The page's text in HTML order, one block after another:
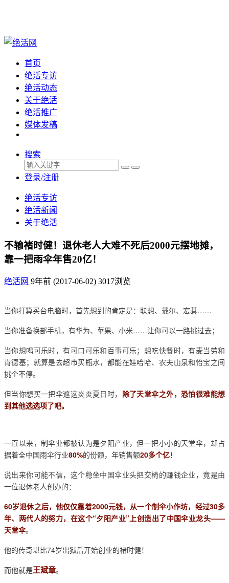
首页
绝活专访
绝活动态
关于绝活
绝活推广
媒体发稿
搜索
登录/注册
绝活专访
绝活新闻
关于绝活
不输褚时健！退休老人大难不死后2000元摆地摊，
靠一把雨伞年售20亿！
绝活网 9年前 (2017-06-02) 3017浏览
当你打算买台电脑时，首先想到的肯定是：联想、戴尔、宏碁……
当你准备换部手机，有华为、苹果、小米……让你可以一路挑过去；
当你想喝可乐时，有可口可乐和百事可乐；想吃快餐时，有麦当劳和
肯德基；就算是去超市买瓶水，都能在娃哈哈、农夫山泉和怡宝之间
挑个不停。
但当你想买一把伞遮这炎炎夏日时， 除了天堂伞之外，恐怕很难能想
到其他选选项了吧。
一直以来，制伞业都被认为是夕阳产业，但一把小小的天堂伞，却占
据着全中国雨伞行业80%的份额，年销售额20多个亿！
说出来你可能不信，这个稳坐中国伞业头把交椅的赚钱企业，竟是由
一位退休老人创办的：
60岁退休之后，他仅仅靠着2000元钱，从一个制伞小作坊，经过30多
年、两代人的努力，在这个“夕阳产业”上创造出了中国伞业龙头——
天堂伞。
他的传奇堪比74岁出狱后开始创业的褚时健！
而他就是王斌章。